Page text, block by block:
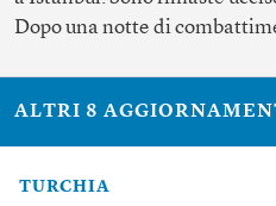
Dopo una notte di
ALTRI 8
TURCHIA